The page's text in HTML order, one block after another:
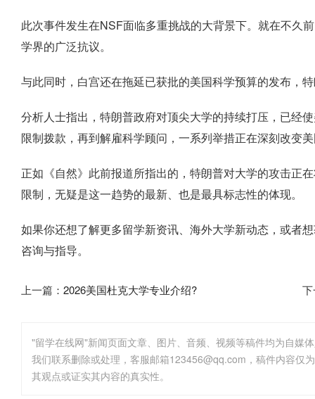
此次事件发生在NSF面临多重挑战的大背景下。就在不久
学界的广泛抗议。
与此同时，白宫还在拖延已获批的美国科学预算的发布，
分析人士指出，特朗普政府对顶尖大学的持续打压，已经
限制拨款，再到解雇科学顾问，一系列举措正在深刻改变
正如《自然》此前报道所指出的，特朗普对大学的攻击正
限制，无疑是这一趋势的最新、也是最具标志性的体现。
如果你还想了解更多留学新资讯、海外大学新动态，或者
咨询与指导。
上一篇： 2026美国杜克大学专业介绍?
"留学在线网"新闻页面文章、图片、音频、视频等稿件均为自媒
其观点或证实其内容的真实性。